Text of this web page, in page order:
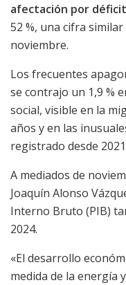
afectación por
52 %, una cifra
noviembre.
Los frecuentes
se contrajo un 1,9 %
social, visible en la
años y en las
registrado desde
A mediados de
Joaquín Alonso
Interno Bruto (PIB)
2024.
«El desarrollo
medida de la energía